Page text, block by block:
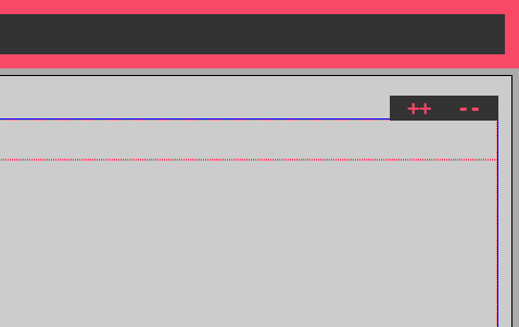
++ --